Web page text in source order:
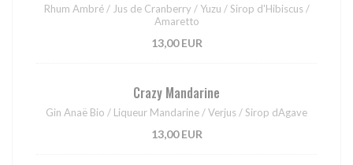
Rhum Ambré / Jus de Cranberry / Yuzu / Sirop d'Hibiscus /
Amaretto
13,00 EUR
Crazy Mandarine
Gin Anaë Bio / Liqueur Mandarine / Verjus / Sirop dAgave
13,00 EUR